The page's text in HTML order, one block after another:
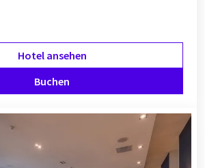
Hotel ansehen
Buchen